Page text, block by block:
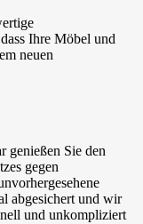
Ihre Möbel und
neuen
genießen Sie den
gegen
abgesichert und wir
und unkompliziert